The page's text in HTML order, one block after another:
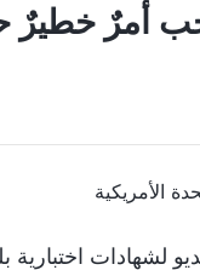
أمرٌ خطيرٌ
الأمريكية
فيديو لشهادات